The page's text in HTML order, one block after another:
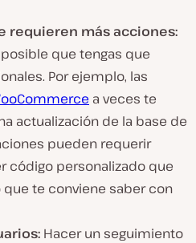
requieren más acciones:
que tengas que
Por ejemplo, las
a veces te
actualización de la base de
pueden requerir
código personalizado que
que te conviene saber con
Hacer un seguimiento